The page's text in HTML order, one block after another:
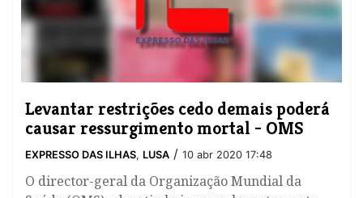
​Levantar restrições cedo demais poderá
causar ressurgimento mortal - OMS
EXPRESSO DAS ILHAS, LUSA / 10 abr 2020 17:48
O director-geral da Organização Mundial da